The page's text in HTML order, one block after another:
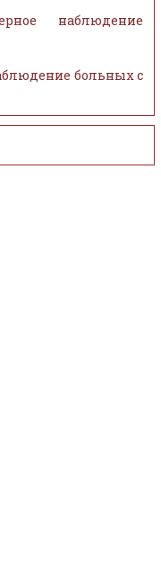
наблюдение
больных с